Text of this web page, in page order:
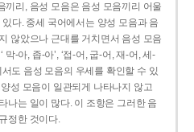
끼리, 음성 모음은 음성 모음끼리 어울
다. 중세 국어에서는 양성 모음과 음
않았으나 근대를 거치면서 음성 모음
-아, 좁-아’, ‘접-어, 굽-어, 재-어, 세-
도 음성 모음의 우세를 확인할 수 있
성 모음이 일관되게 나타나지 않고
나는 일이 많다. 이 조항은 그러한 음
정한 것이다.